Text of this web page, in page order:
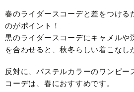
春のライダースコーデと差をつける
のがポイント！
黒のライダースコーデにキャメルや
を合わせると、秋冬らしい着こな
反対に、パステルカラーのワンピー
コーデは、春におすすめです。